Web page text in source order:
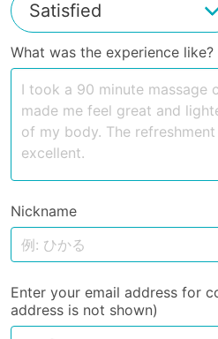
What was the experience like?
Nickname
Enter your email address for
address is not shown)